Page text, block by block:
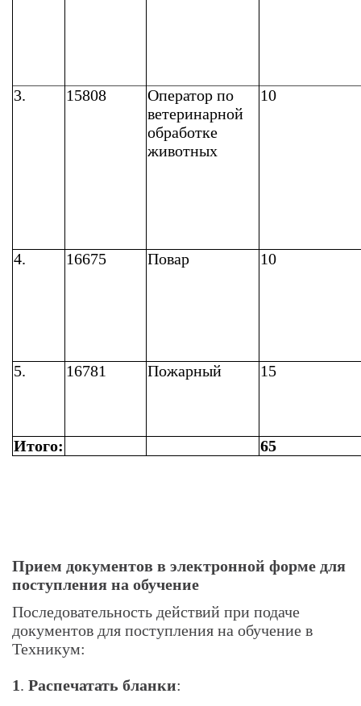
3. 15808
Оператор по
ветеринарной
обработке
животных
10
4. 16675 Повар 10
5. 16781 Пожарный 15
Итого: 65
Прием документов в электронной форме для
поступления на обучение
Последовательность действий при подаче
документов для поступления на обучение в
Техникум:
1. Распечатать бланки: